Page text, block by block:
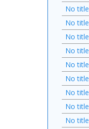
No title
No title
No title
No title
No title
No title
No title
No title
No title